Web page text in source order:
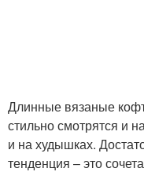
Длинные вязаные
стильно смотрятся и
и на худышках.
тенденция – это